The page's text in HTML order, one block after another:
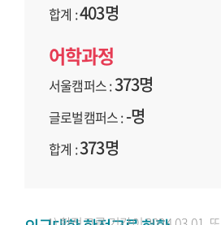
합계 :403명
어학과정
서울캠퍼스 :373명
글로벌캠퍼스 :-명
합계 :373명